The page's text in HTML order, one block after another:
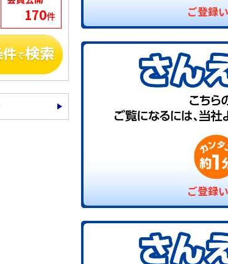
ご登録
ご登録
170件